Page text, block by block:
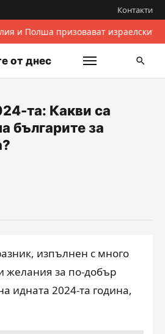
Контакти
и Полша призовават
от днес
та: Какви са
българите за
изпълнен с много
желания за по-добър
идната 2024-та година,